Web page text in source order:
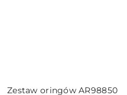
Zestaw oringów AR98850